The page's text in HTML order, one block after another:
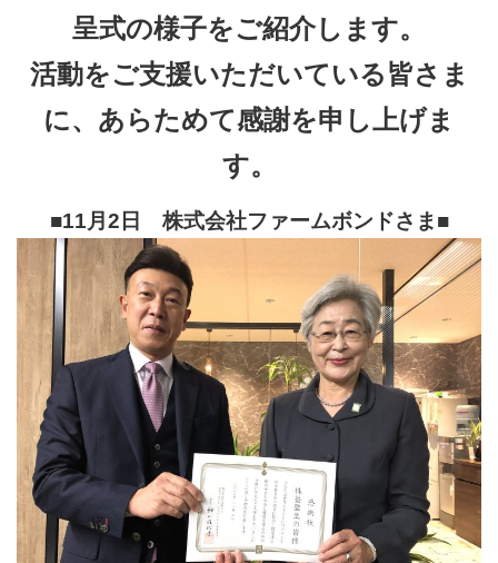
呈式の様子をご紹介します。
活動をご支援いただいている皆さま
に、あらためて感謝を申し上げま
す。
■11月2日 株式会社ファームボンドさま ■